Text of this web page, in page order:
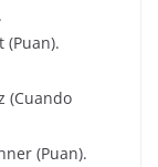
(Puan).
(Cuando
(Puan).